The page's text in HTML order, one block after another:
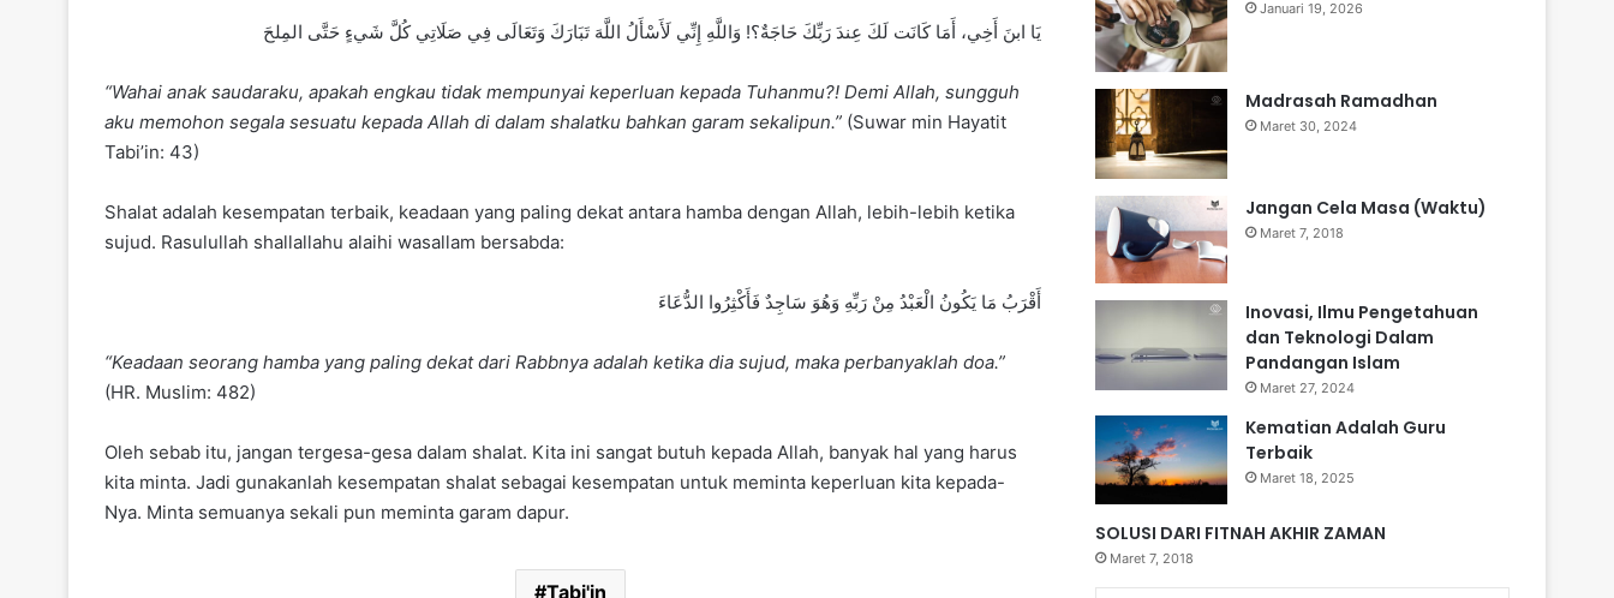
يَا ابنَ أَخِي، أَمَا كَانَت لَكَ عِندَ رَبِّكَ حَاجَةٌ؟! وَاللَّهِ إِنِّي لَأَسْأَلُ اللَّهَ تَبَارَكَ وَتَعَالَى فِي صَلَاتِي كُلَّ شَيءٍ حَتَّى المِلحَ
“Wahai anak saudaraku, apakah engkau tidak mempunyai keperluan kepada Tuhanmu?! Demi Allah, sungguh
aku memohon segala sesuatu kepada Allah di dalam shalatku bahkan garam sekalipun.” (Suwar min Hayatit
Tabi’in: 43)
Shalat adalah kesempatan terbaik, keadaan yang paling dekat antara hamba dengan Allah, lebih-lebih ketika
sujud. Rasulullah shallallahu alaihi wasallam bersabda:
أَقْرَبُ مَا يَكُونُ الْعَبْدُ مِنْ رَبِّهِ وَهُوَ سَاجِدٌ فَأَكْثِرُوا الدُّعَاءَ
“Keadaan seorang hamba yang paling dekat dari Rabbnya adalah ketika dia sujud, maka perbanyaklah doa.”
(HR. Muslim: 482)
Oleh sebab itu, jangan tergesa-gesa dalam shalat. Kita ini sangat butuh kepada Allah, banyak hal yang harus
kita minta. Jadi gunakanlah kesempatan shalat sebagai kesempatan untuk meminta keperluan kita kepada-
Nya. Minta semuanya sekali pun meminta garam dapur.
Tabi'in
Januari 19, 2026
Madrasah Ramadhan
Maret 30, 2024
Jangan Cela Masa (Waktu)
Maret 7, 2018
Inovasi, Ilmu Pengetahuan
dan Teknologi Dalam
Pandangan Islam
Maret 27, 2024
Kematian Adalah Guru
Terbaik
Maret 18, 2025
SOLUSI DARI FITNAH AKHIR ZAMAN
Maret 7, 2018